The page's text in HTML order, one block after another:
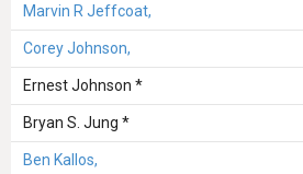
Marvin R Jeffcoat,
Corey Johnson,
Ernest Johnson *
Bryan S. Jung *
Ben Kallos,